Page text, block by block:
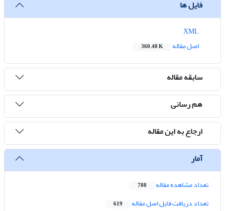
فایل ها
اصل مقاله
360.48 K
سابقه مقاله
هم رسانی
ارجاع به این مقاله
آمار
تعداد مشاهده مقاله 788
تعداد دریافت فایل اصل مقاله 619